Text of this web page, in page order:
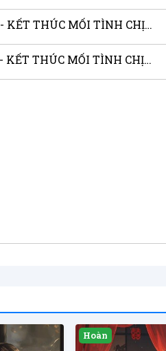
Chương 4 - KẾT THÚC MỐI TÌNH CHỊ EM
Chương 2 - KẾT THÚC MỐI TÌNH CHỊ EM